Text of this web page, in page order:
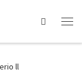
Search
ll